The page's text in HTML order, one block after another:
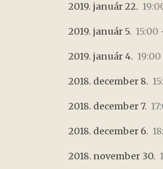
2019. január 22.
2019. január 5. 15:00
2019. január 4. 19:00
2018. december 8.
2018. december 7.
2018. december 6.
2018. november 30.